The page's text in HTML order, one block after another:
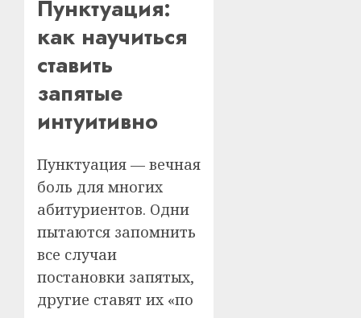
Пунктуация:
как научиться
ставить
запятые
интуитивно
Пунктуация — вечная
боль для многих
абитуриентов. Одни
пытаются запомнить
все случаи
постановки запятых,
другие ставят их «по